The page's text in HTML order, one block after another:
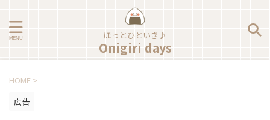
ほっとひといき♪
Onigiri days
HOME >
広告